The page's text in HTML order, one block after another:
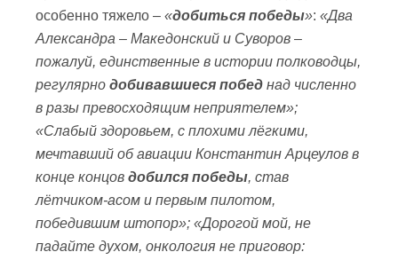
особенно тяжело –«добиться победы»:«Два
Александра – Македонский и Суворов –
пожалуй, единственные в истории полководцы,
регулярнодобивавшиеся побед над численно
в разы превосходящим неприятелем»;
«Слабый здоровьем, с плохими лёгкими,
мечтавший об авиации Константин Арцеулов в
конце концовдобился победы, став
лётчиком-асом и первым пилотом,
победившим штопор»; «Дорогой мой, не
падайте духом, онкология не приговор: